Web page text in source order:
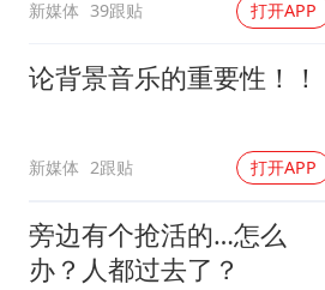
新媒体 39跟贴 打开APP
论背景音乐的重要性！！
新媒体 2跟贴 打开APP
旁边有个抢活的…怎么
办？人都过去了？